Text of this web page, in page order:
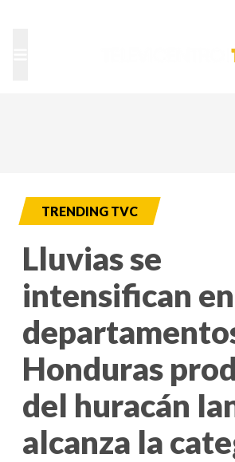
TRENDING TVC
Lluvias se
intensifican
Honduras
del huracán
alcanza la